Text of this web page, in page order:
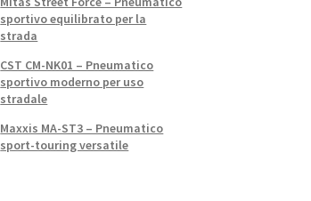
sportivo equilibrato per la
strada
CST CM-NK01 – Pneumatico
sportivo moderno per uso
stradale
Maxxis MA-ST3 – Pneumatico
sport-touring versatile